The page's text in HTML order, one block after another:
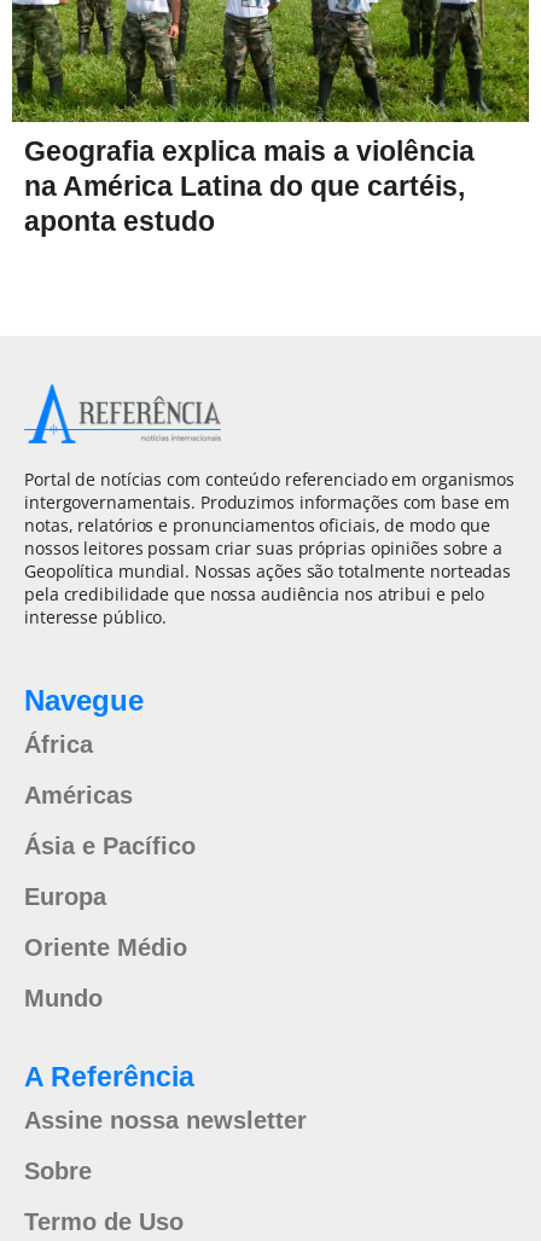
Geografia explica mais a violência
na América Latina do que cartéis,
aponta estudo
Portal de notícias com conteúdo referenciado em organismos
intergovernamentais. Produzimos informações com base em
notas, relatórios e pronunciamentos oficiais, de modo que
nossos leitores possam criar suas próprias opiniões sobre a
Geopolítica mundial. Nossas ações são totalmente norteadas
pela credibilidade que nossa audiência nos atribui e pelo
interesse público.
Navegue
África
Américas
Ásia e Pacífico
Europa
Oriente Médio
Mundo
A Referência
Assine nossa newsletter
Sobre
Termo de Uso